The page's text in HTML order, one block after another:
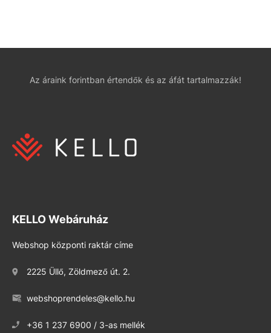
Az áraink forintban értendők és az áfát tartalmazzák!
KELLO Webáruház
Webshop központi raktár címe
2225 Üllő, Zöldmező út. 2.
webshoprendeles@kello.hu
+36 1 237 6900 / 3-as mellék